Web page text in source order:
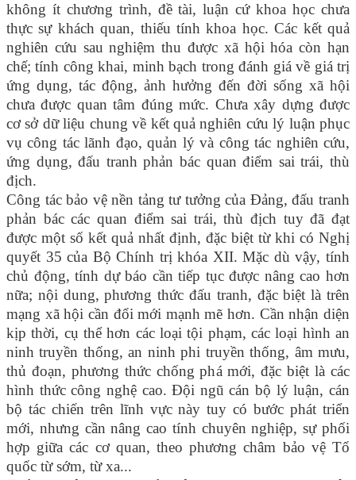
không ít chương trình, đề tài, luận cứ khoa học chưa
thực sự khách quan, thiếu tính khoa học. Các kết quả
nghiên cứu sau nghiệm thu được xã hội hóa còn hạn
chế; tính công khai, minh bạch trong đánh giá về giá trị
ứng dụng, tác động, ảnh hưởng đến đời sống xã hội
chưa được quan tâm đúng mức. Chưa xây dựng được
cơ sở dữ liệu chung về kết quả nghiên cứu lý luận phục
vụ công tác lãnh đạo, quản lý và công tác nghiên cứu,
ứng dụng, đấu tranh phản bác quan điểm sai trái, thù
địch.
Công tác bảo vệ nền tảng tư tưởng của Đảng, đấu tranh
phản bác các quan điểm sai trái, thù địch tuy đã đạt
được một số kết quả nhất định, đặc biệt từ khi có Nghị
quyết 35 của Bộ Chính trị khóa XII. Mặc dù vậy, tính
chủ động, tính dự báo cần tiếp tục được nâng cao hơn
nữa; nội dung, phương thức đấu tranh, đặc biệt là trên
mạng xã hội cần đổi mới mạnh mẽ hơn. Cần nhận diện
kịp thời, cụ thể hơn các loại tội phạm, các loại hình an
ninh truyền thống, an ninh phi truyền thống, âm mưu,
thủ đoạn, phương thức chống phá mới, đặc biệt là các
hình thức công nghệ cao. Đội ngũ cán bộ lý luận, cán
bộ tác chiến trên lĩnh vực này tuy có bước phát triển
mới, nhưng cần nâng cao tính chuyên nghiệp, sự phối
hợp giữa các cơ quan, theo phương châm bảo vệ Tổ
quốc từ sớm, từ xa...